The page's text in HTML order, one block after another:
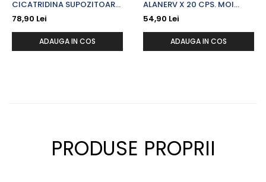
CICATRIDINA SUPOZITOARE
X 10 BC.
78,90 Lei
ADAUGA IN COS
ALANERV X 20 CPS. MOI
GELATINOASE
54,90 Lei
ADAUGA IN COS
PRODUSE PROPRII